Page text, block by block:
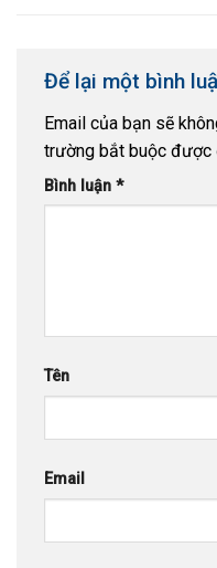
Để lại một bình
Email của bạn sẽ
trường bắt buộc được
Bình luận *
Tên
Email